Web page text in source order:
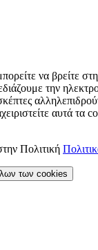
να βρείτε
την
αυτά
Πολιτική
των cookies